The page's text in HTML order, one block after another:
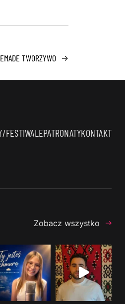
TWORZYWO →
FESTIWALEPATRONATYKONTAKT
Zobacz wszystko